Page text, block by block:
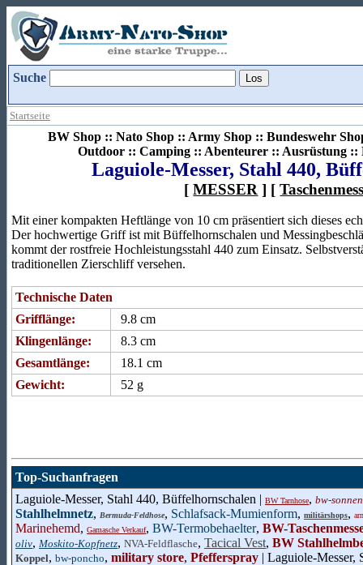
Suche
Startseite
BW Shop :: Nato Shop :: Army Shop :: Bundeswehr
Outdoor :: Camping :: Abenteurer :: Ausrüstung ::
Laguiole-Messer, Stahl 440,
[MESSER ] [
Mit einer kompakten Heftlänge von 10 cm präsentiert sich dieses
Der hochwertige Griff ist mit Büffelhornschalen und
kommt der rostfreie Hochleistungsstahl 440 zum Einsatz.
traditionellen Zierschliff versehen.
Technische Daten
Grifflänge:
9.8 cm
Klingenlänge:
8.3 cm
Gesamtlänge:
18.1 cm
Gewicht:
52 g
Top-Suchanfragen
Laguiole-Messer, Stahl 440, Büffelhornschalen | BW Tarnhose, bw-
Stahlhelmnetz, Bermuda-Feldhose, Schlafsack-Mumienform, militärshops,
Marinehemd, Gamasche Verkauf, BW-Termobehaelter, BW-
oliv, Moskito-Kopfnetz, NVA-Feldflasche, Tacical Vest, BW
Koppel, bw-poncho, military store, Pfefferspray | Laguiole-Messer,